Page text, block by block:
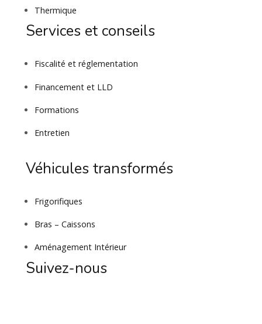
Thermique
Services et conseils
Fiscalité et réglementation
Financement et LLD
Formations
Entretien
Véhicules transformés
Frigorifiques
Bras – Caissons
Aménagement Intérieur
Suivez-nous